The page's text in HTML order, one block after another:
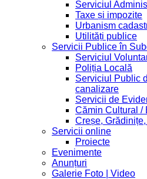
Serviciul
Taxe și impozite
Urbanism
Utilități publice
Servicii Publice în
Serviciul
Poliția Locală
Serviciul Public
canalizare
Servicii de
Cămin Cultural /
Creșe,
Servicii online
Proiecte
Evenimente
Anunțuri
Galerie Foto | Video